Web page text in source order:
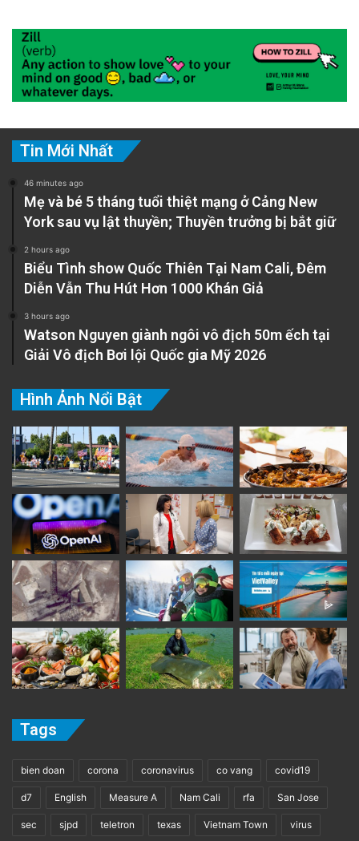
Tin Mới Nhất
46 minutes ago
Mẹ và bé 5 tháng tuổi thiệt mạng ở Cảng New
York sau vụ lật thuyền; Thuyền trưởng bị bắt giữ
2 hours ago
Biểu Tình show Quốc Thiên Tại Nam Cali, Đêm
Diễn Vẫn Thu Hút Hơn 1000 Khán Giả
3 hours ago
Watson Nguyen giành ngôi vô địch 50m ếch tại
Giải Vô địch Bơi lội Quốc gia Mỹ 2026
Hình Ảnh Nổi Bật
Tags
bien doan corona coronavirus co vang covid19
d7 English Measure A Nam Cali rfa San Jose
sec sjpd teletron texas Vietnam Town virus